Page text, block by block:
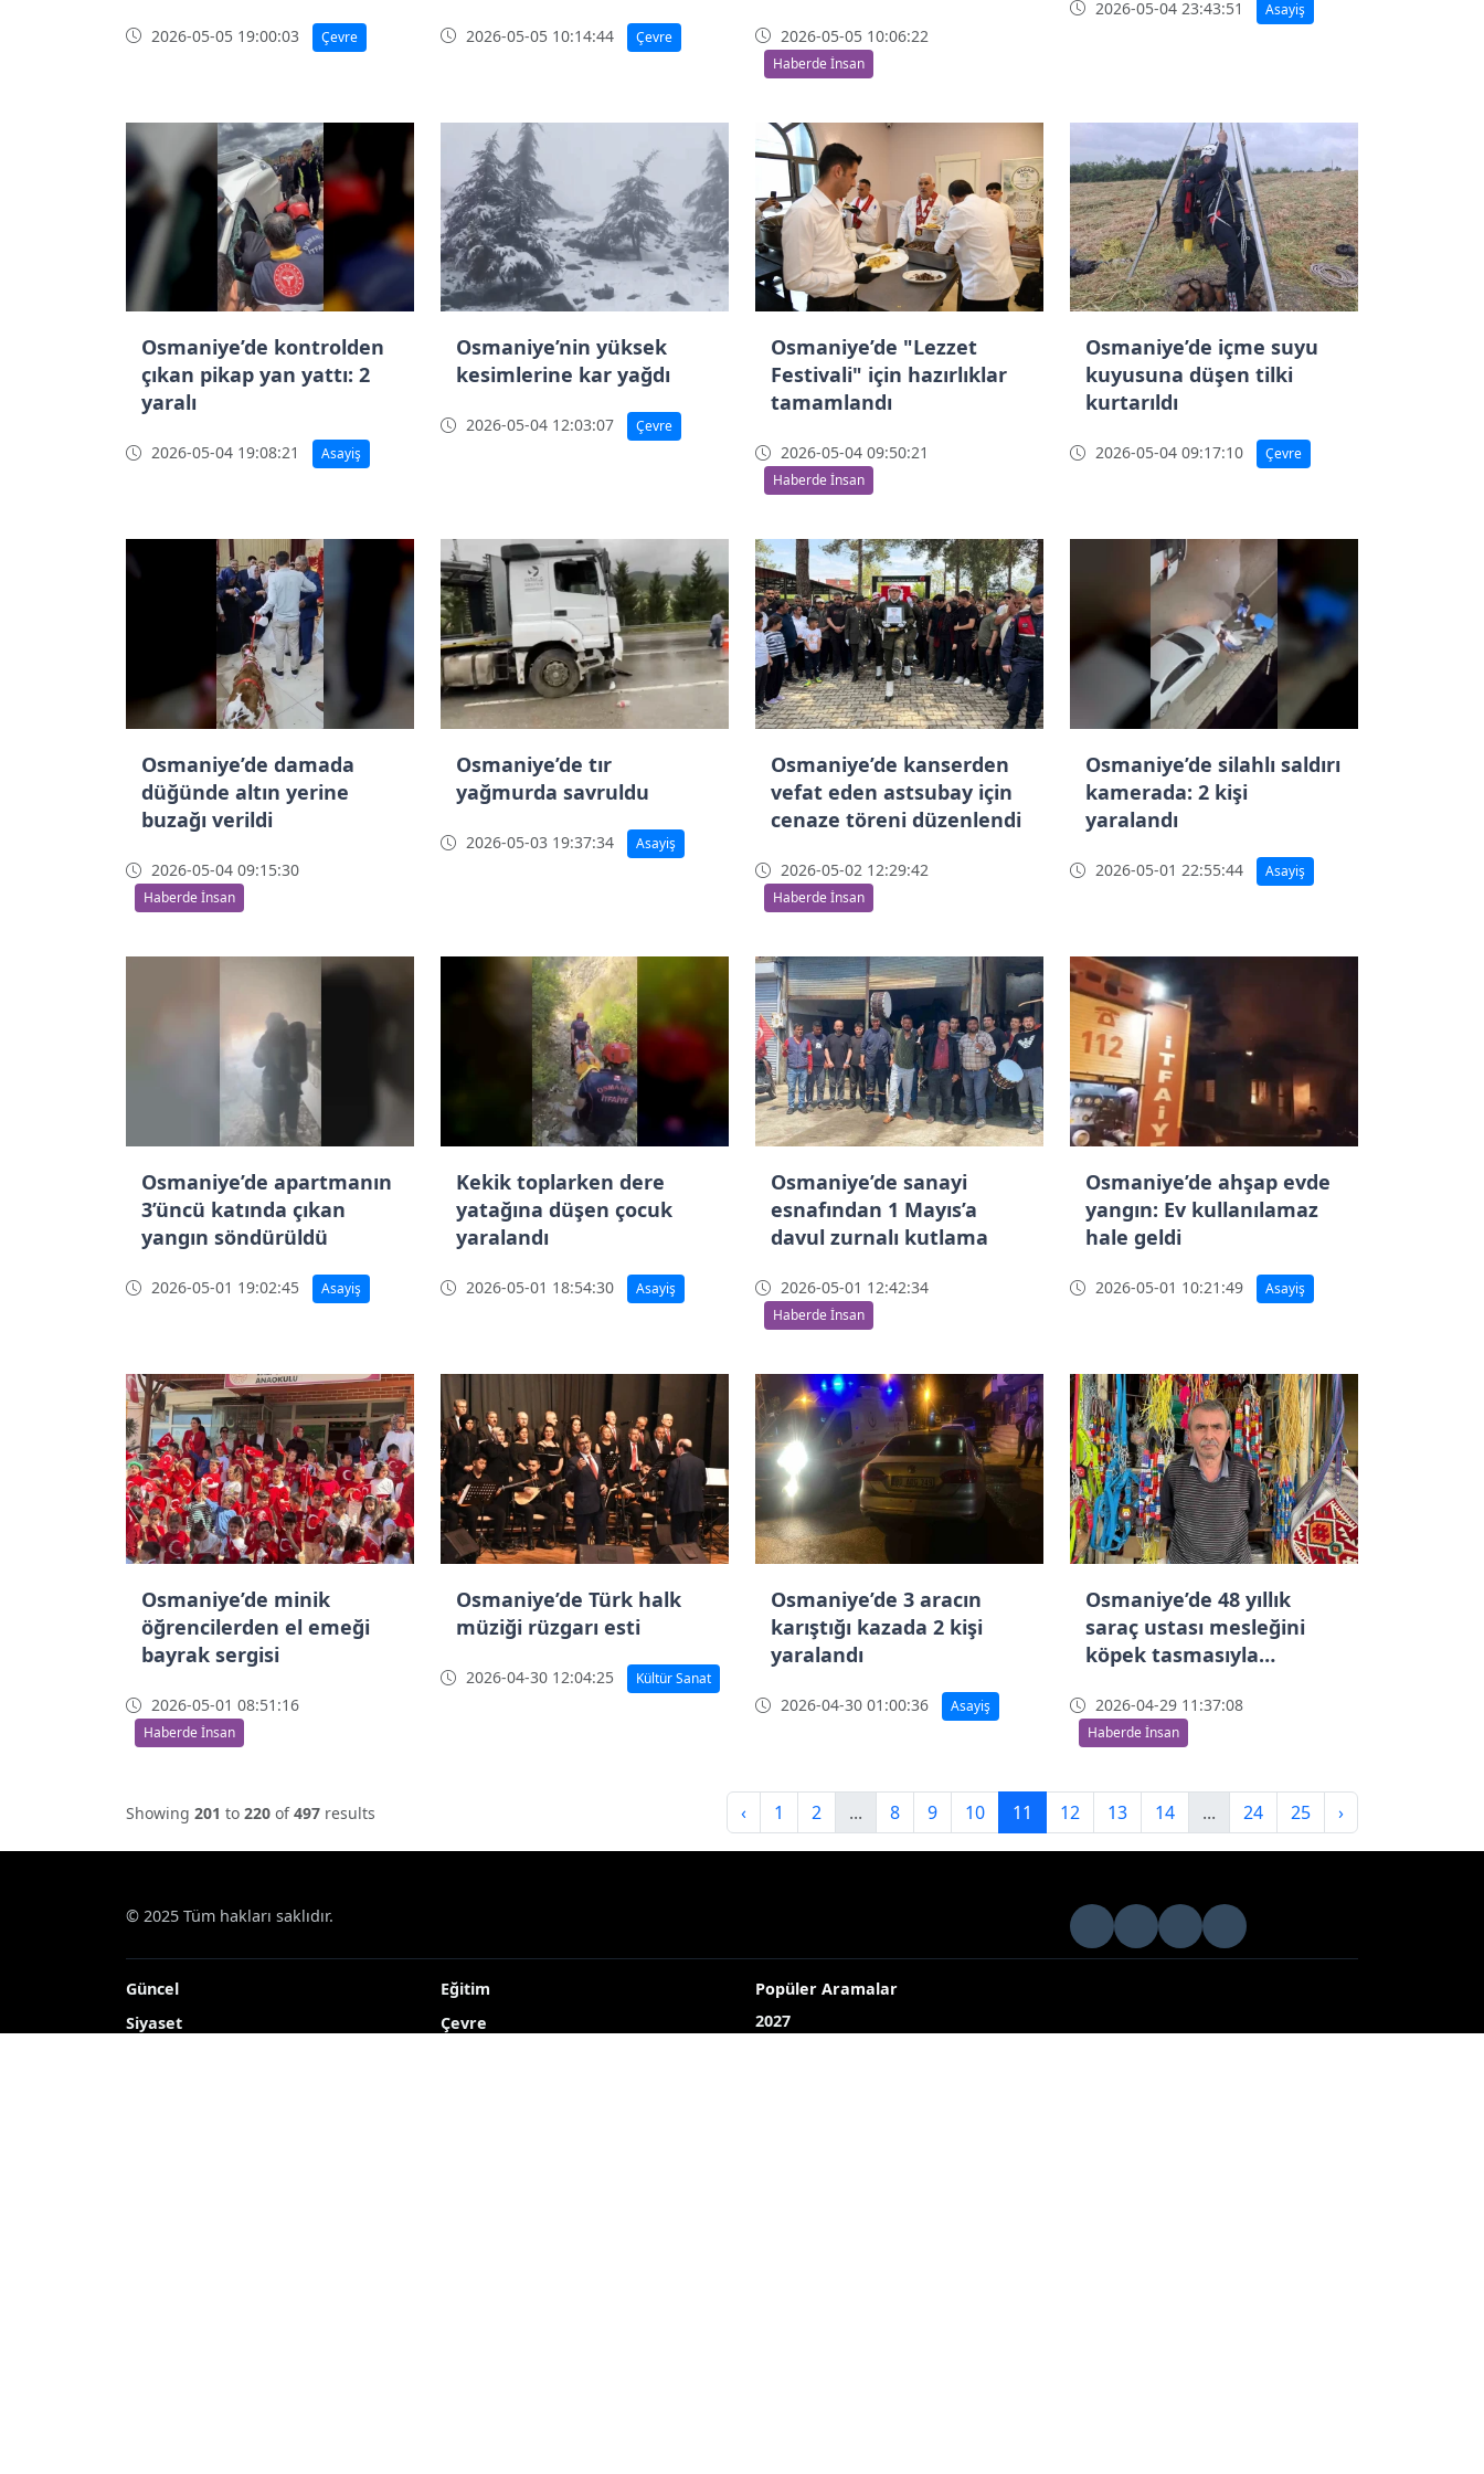
2026-05-05 19:00:03 Çevre 2026-05-05 10:14:44 Çevre 2026-05-05 10:06:22
Haberde İnsan
2026-05-04 23:43:51 Asayiş
Osmaniye’de kontrolden
çıkan pikap yan yattı: 2
yaralı
2026-05-04 19:08:21 Asayiş
Osmaniye’nin yüksek
kesimlerine kar yağdı
2026-05-04 12:03:07 Çevre
Osmaniye’de "Lezzet
Festivali" için hazırlıklar
tamamlandı
2026-05-04 09:50:21
Haberde İnsan
Osmaniye’de içme suyu
kuyusuna düşen tilki
kurtarıldı
2026-05-04 09:17:10 Çevre
Osmaniye’de damada
düğünde altın yerine
buzağı verildi
2026-05-04 09:15:30
Haberde İnsan
Osmaniye’de tır
yağmurda savruldu
2026-05-03 19:37:34 Asayiş
Osmaniye’de kanserden
vefat eden astsubay için
cenaze töreni düzenlendi
2026-05-02 12:29:42
Haberde İnsan
Osmaniye’de silahlı saldırı
kamerada: 2 kişi
yaralandı
2026-05-01 22:55:44 Asayiş
Osmaniye’de apartmanın
3’üncü katında çıkan
yangın söndürüldü
2026-05-01 19:02:45 Asayiş
Kekik toplarken dere
yatağına düşen çocuk
yaralandı
2026-05-01 18:54:30 Asayiş
Osmaniye’de sanayi
esnafından 1 Mayıs’a
davul zurnalı kutlama
2026-05-01 12:42:34
Haberde İnsan
Osmaniye’de ahşap evde
yangın: Ev kullanılamaz
hale geldi
2026-05-01 10:21:49 Asayiş
Osmaniye’de minik
öğrencilerden el emeği
bayrak sergisi
2026-05-01 08:51:16
Haberde İnsan
Osmaniye’de Türk halk
müziği rüzgarı esti
2026-04-30 12:04:25 Kültür Sanat
Osmaniye’de 3 aracın
karıştığı kazada 2 kişi
yaralandı
2026-04-30 01:00:36 Asayiş
Osmaniye’de 48 yıllık
saraç ustası mesleğini
köpek tasmasıyla
2026-04-29 11:37:08
Haberde İnsan
Showing 201 to 220 of497 results ‹ 1 2 ... 8 9 10 11 12 13 14 ... 24 25 ›
© 2025 Tüm hakları saklıdır.
Güncel
Siyaset
Eğitim
Çevre
Popüler Aramalar
2027